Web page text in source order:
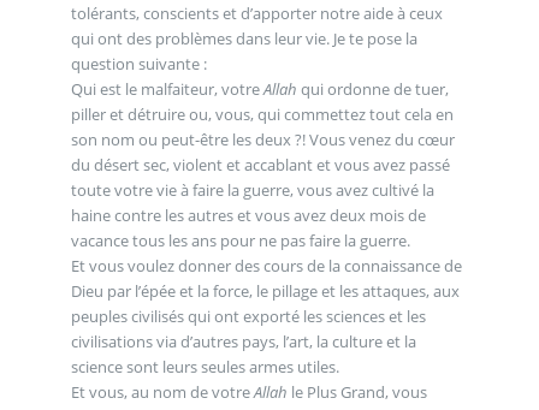
tolérants, conscients et d’apporter notre aide à ceux
qui ont des problèmes dans leur vie. Je te pose la
question suivante :
Qui est le malfaiteur, votreAllah qui ordonne de tuer,
piller et détruire ou, vous, qui commettez tout cela en
son nom ou peut-être les deux ?! Vous venez du cœur
du désert sec, violent et accablant et vous avez passé
toute votre vie à faire la guerre, vous avez cultivé la
haine contre les autres et vous avez deux mois de
vacance tous les ans pour ne pas faire la guerre.
Et vous voulez donner des cours de la connaissance de
Dieu par l’épée et la force, le pillage et les attaques, aux
peuples civilisés qui ont exporté les sciences et les
civilisations via d’autres pays, l’art, la culture et la
science sont leurs seules armes utiles.
Et vous, au nom de votreAllah le Plus Grand, vous